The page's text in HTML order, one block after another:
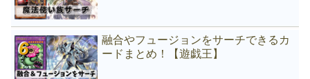
融合やフュージョンをサーチできるカ
ードまとめ！【遊戯王】